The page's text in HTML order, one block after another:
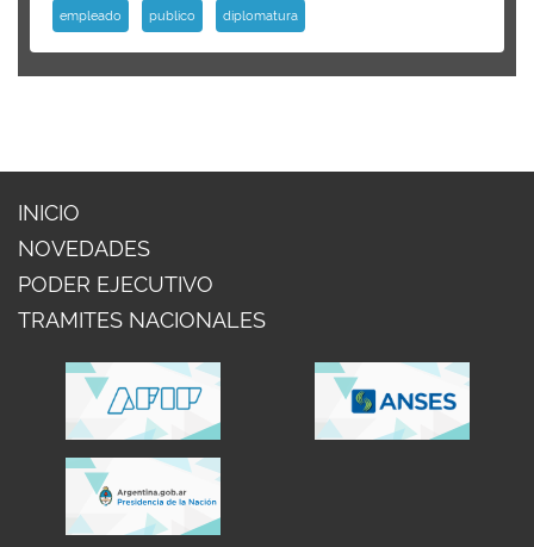
empleado publico diplomatura
INICIO
NOVEDADES
PODER EJECUTIVO
TRAMITES NACIONALES